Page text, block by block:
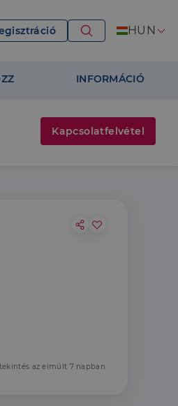
HUN
INFORMÁCIÓ
az elmúlt 7 napban
Kapcsolatfelvétel